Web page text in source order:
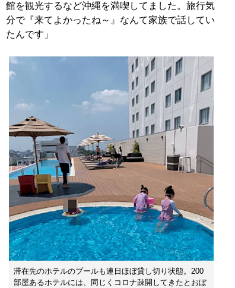
館を観光するなど沖縄を満喫してました。旅行気
分で『来てよかったね～』なんて家族で話してい
たんです」
滞在先のホテルのプールも連日ほぼ貸し切り状態。200
部屋あるホテルには、同じくコロナ疎開してきたとおぼ